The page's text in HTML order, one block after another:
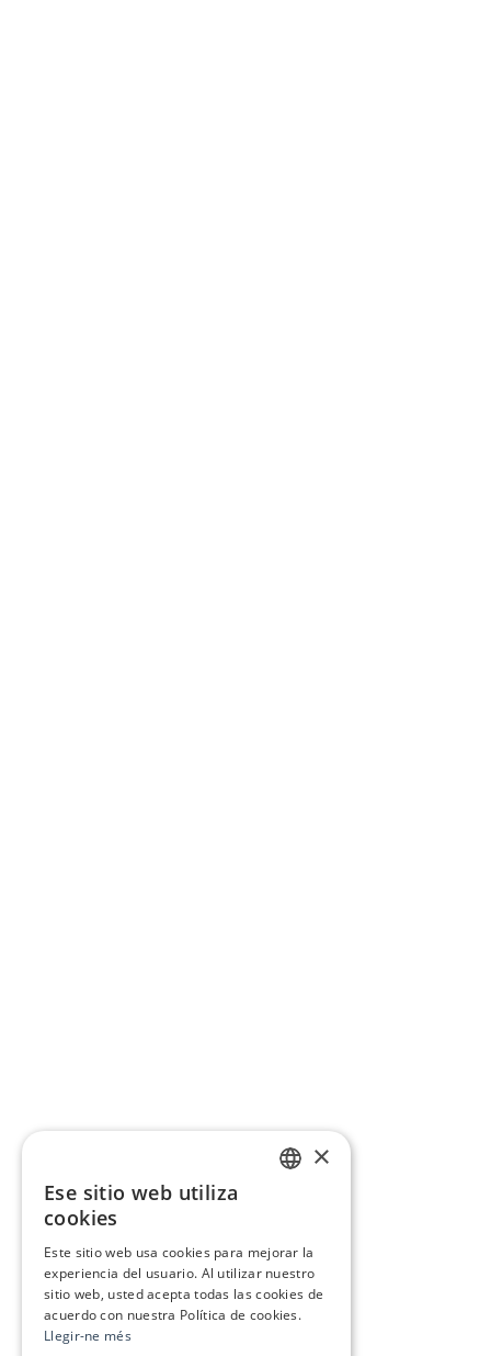
×
Ese sitio web utiliza
cookies
Este sitio web usa cookies para mejorar la
experiencia del usuario. Al utilizar nuestro
sitio web, usted acepta todas las cookies de
acuerdo con nuestra Política de cookies.
Llegir-ne més